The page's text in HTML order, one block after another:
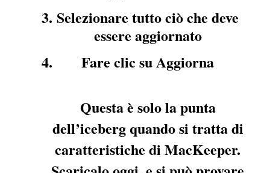
Selezionare tutto ciò che deve
essere aggiornato
Fare clic su Aggiorna
Questa è solo la punta
dell’iceberg quando si tratta di
caratteristiche di MacKeeper.